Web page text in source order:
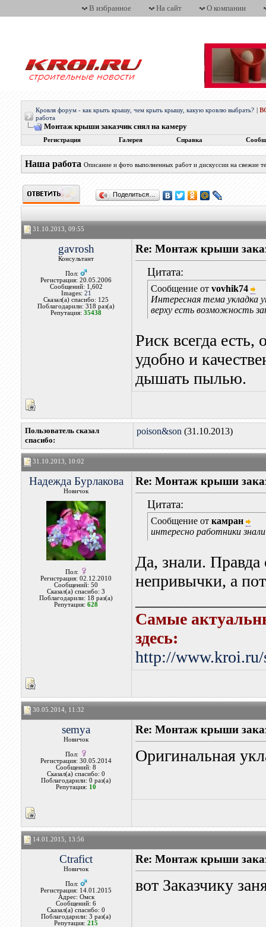
В избранное На сайт О компании
Кровля форум - как крыть крышу, чем крыть крышу, какую кровлю выбрать?
работа
Монтаж крыши заказчик снял на камеру
Регистрация Галерея Справка
Наша работа Описание и фото выполненных работ и дискуссии на свежие
Поделиться…
31.10.2013, 09:55
gavrosh
Консультант
Пол:
Регистрация: 20.05.2006
Сообщений: 1,602
Images: 21
Сказал(а) спасибо: 125
Поблагодарили: 318 раз(а)
Репутация:35438
Re: Монтаж крыши
Цитата:
Сообщение от vovhik74
Интересная тема укладка
верху есть возможность
Риск всегда есть,
удобно и
дышать пылью.
Пользователь сказал
cпасибо:
poison&son (31.10.2013)
31.10.2013, 10:02
Надежда Бурлакова
Новичок
Пол:
Регистрация: 02.12.2010
Сообщений: 50
Сказал(а) спасибо: 3
Поблагодарили: 18 раз(а)
Репутация:628
Re: Монтаж крыши
Цитата:
Сообщение от камран
интересно работники
Да, знали.
непривычки, а
Самые
здесь:
http://www.kroi.ru/
30.05.2014, 11:32
semya
Новичок
Пол:
Регистрация: 30.05.2014
Сообщений: 8
Сказал(а) спасибо: 0
Поблагодарили: 0 раз(а)
Репутация: 10
Re: Монтаж крыши
Оригинальная
14.01.2015, 13:56
Ctrafict
Новичок
Пол:
Регистрация: 14.01.2015
Адрес: Омск
Сообщений: 6
Сказал(а) спасибо: 0
Поблагодарили: 3 раз(а)
Репутация:215
Re: Монтаж крыши
вот Заказчику